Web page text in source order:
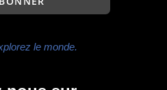
le monde.